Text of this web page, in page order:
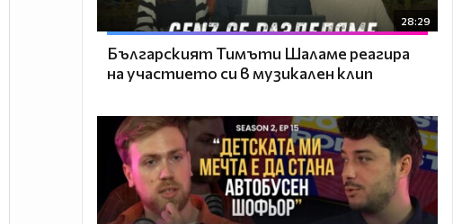
28:29
Българският Тимъти Шаламе реагира
на участието си в музикален клип